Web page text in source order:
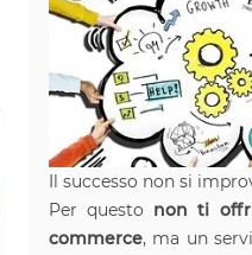
Il successo non si
Per questo non ti
commerce, ma un